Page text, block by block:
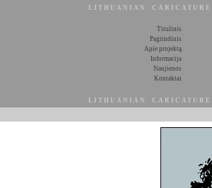
LITHUANIAN
Titulinis
Pagrindinis
Apie projektą
Informacija
Naujienos
Kontaktai
LITHUANIAN